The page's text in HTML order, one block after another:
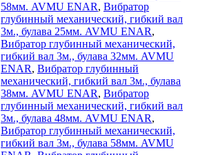
58мм. AVMU ENAR, Вибратор
глубинный механический, гибкий вал
3м., булава 25мм. AVMU ENAR,
Вибратор глубинный механический,
гибкий вал 3м., булава 32мм. AVMU
ENAR, Вибратор глубинный
механический, гибкий вал 3м., булава
38мм. AVMU ENAR, Вибратор
глубинный механический, гибкий вал
3м., булава 48мм. AVMU ENAR,
Вибратор глубинный механический,
гибкий вал 3м., булава 58мм. AVMU